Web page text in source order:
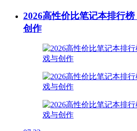
2026高性价比笔记本排行
创作